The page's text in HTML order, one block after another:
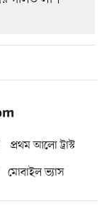
প্রথম আলো ট্রাস্ট
মোবাইল ভ্যাস